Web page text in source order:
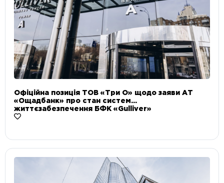
Офіційна позиція ТОВ «Три О» щодо заяви АТ
«Ощадбанк» про стан систем
життєзабезпечення БФК «Gulliver»